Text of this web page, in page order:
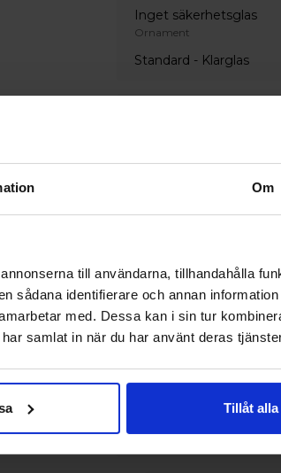
Om
till användarna, tillhandahålla
sådana identifierare och annan
med. Dessa kan i sin tur
samlat in när du har använt deras
Tillåt alla
Inget säkerhetsglas
Ornament
Standard - Klarglas
Färg
Utvändig kulör
S 0502-Y
Tillval
Synliga gångjärn